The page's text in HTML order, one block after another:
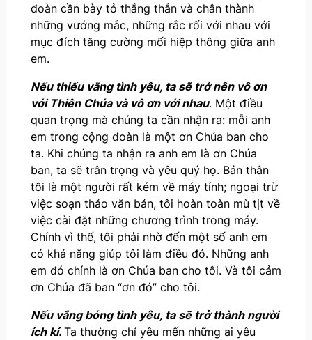
đoàn cần bày tỏ thẳng thắn và chân thành
những vướng mắc, những rắc rối với nhau với
mục đích tăng cường mối hiệp thông giữa anh
em.
Nếu thiếu vắng tình yêu, ta sẽ trở nên vô ơn
với Thiên Chúa và vô ơn với nhau. Một điều
quan trọng mà chúng ta cần nhận ra: mỗi anh
em trong cộng đoàn là một ơn Chúa ban cho
ta. Khi chúng ta nhận ra anh em là ơn Chúa
ban, ta sẽ trân trọng và yêu quý họ. Bản thân
tôi là một người rất kém về máy tính; ngoại trừ
việc soạn thảo văn bản, tôi hoàn toàn mù tịt về
việc cài đặt những chương trình trong máy.
Chính vì thế, tôi phải nhờ đến một số anh em
có khả năng giúp tôi làm điều đó. Những anh
em đó chính là ơn Chúa ban cho tôi. Và tôi cảm
ơn Chúa đã ban “ơn đó” cho tôi.
Nếu vắng bóng tình yêu, ta sẽ trở thành người
ích kỉ. Ta thường chỉ yêu mến những ai yêu